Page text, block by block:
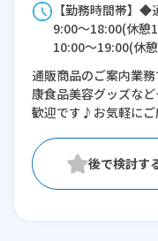
【勤務時間帯】
9:00〜18:00(休憩
10:00〜19:00(休
11:00〜20:00(休
※残業：0〜10時
※時短：9時~20時
り相談可
通販商品のご案内業
康食品美容グッズな
歓迎です♪お気軽にご